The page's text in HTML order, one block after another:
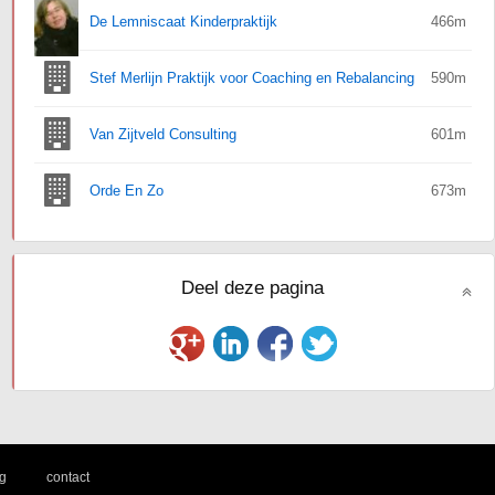
De Lemniscaat Kinderpraktijk 466m
Stef Merlijn Praktijk voor Coaching en Rebalancing 590m
Van Zijtveld Consulting 601m
Orde En Zo 673m
Deel deze pagina
contact